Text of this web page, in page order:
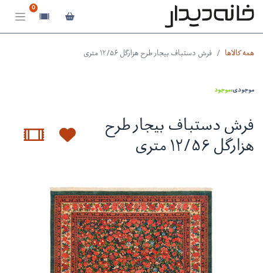
0
همه کالاها فرش دستباف بیجار طرح هزارگل ۱۲/۵۶ متری
موجودی:موجود
فرش دستباف بیجار طرح
هزارگل ۱۲/۵۶ متری